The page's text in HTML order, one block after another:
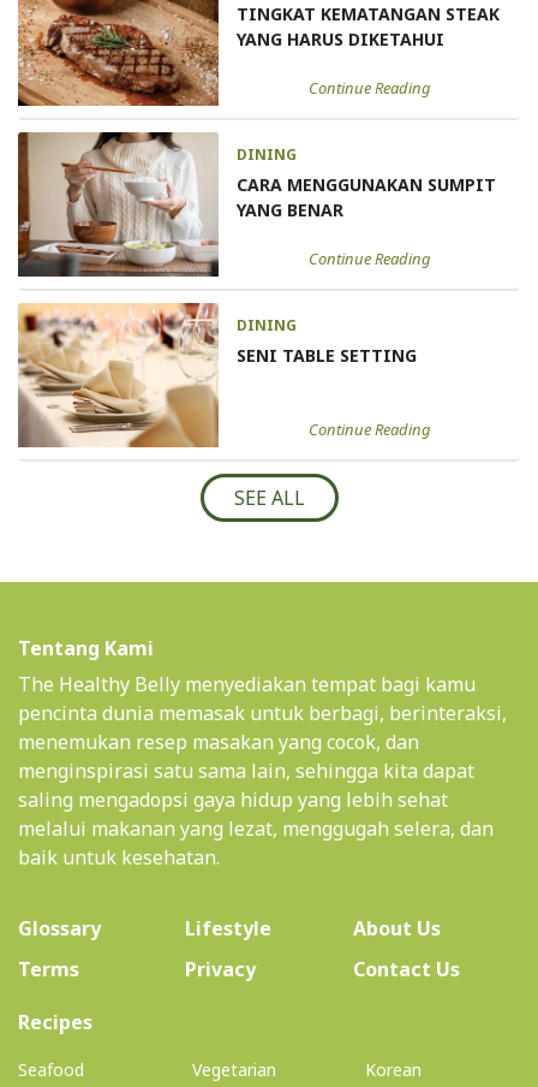
TINGKAT KEMATANGAN STEAK
YANG HARUS DIKETAHUI
Continue Reading
DINING
CARA MENGGUNAKAN SUMPIT
YANG BENAR
Continue Reading
DINING
SENI TABLE SETTING
Continue Reading
SEE ALL
Tentang Kami
The Healthy Belly menyediakan tempat bagi kamu
pencinta dunia memasak untuk berbagi, berinteraksi,
menemukan resep masakan yang cocok, dan
menginspirasi satu sama lain, sehingga kita dapat
saling mengadopsi gaya hidup yang lebih sehat
melalui makanan yang lezat, menggugah selera, dan
baik untuk kesehatan.
Glossary Lifestyle About Us(current)
Terms
Privacy
Contact Us
Recipes(current)
Seafood Vegetarian Korean